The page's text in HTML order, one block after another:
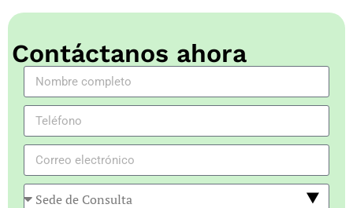
Contáctanos ahora